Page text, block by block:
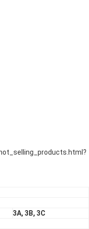
3A, 3B, 3C